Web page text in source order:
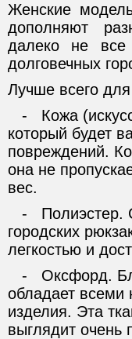
Женские
дополняют
далеко не
долговечных
Лучше всего
- Кожа
который будет
повреждений.
она не
вес.
- Полиэстер.
городских
легкостью и
- Оксфорд.
обладает всеми
изделия. Эта
выглядит очень